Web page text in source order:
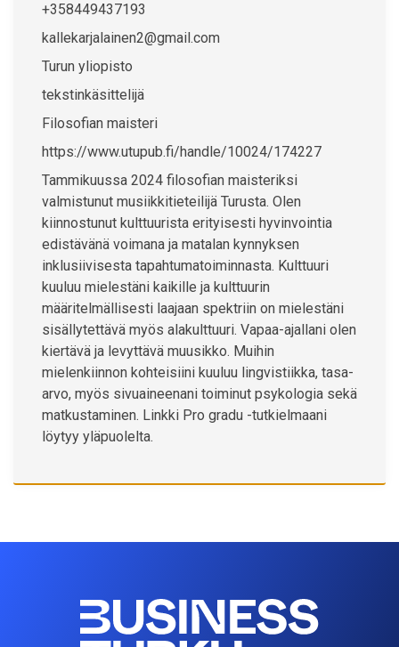
+358449437193
kallekarjalainen2@gmail.com
Turun yliopisto
tekstinkäsittelijä
Filosofian maisteri
https://www.utupub.fi/handle/10024/174227
Tammikuussa 2024 filosofian maisteriksi
valmistunut musiikkitieteilijä Turusta. Olen
kiinnostunut kulttuurista erityisesti hyvinvointia
edistävänä voimana ja matalan kynnyksen
inklusiivisesta tapahtumatoiminnasta. Kulttuuri
kuuluu mielestäni kaikille ja kulttuurin
määritelmällisesti laajaan spektriin on mielestäni
sisällytettävä myös alakulttuuri. Vapaa-ajallani olen
kiertävä ja levyttävä muusikko. Muihin
mielenkiinnon kohteisiini kuuluu lingvistiikka, tasa-
arvo, myös sivuaineenani toiminut psykologia sekä
matkustaminen. Linkki Pro gradu -tutkielmaani
löytyy yläpuolelta.